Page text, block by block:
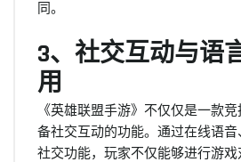
同。
3、社交互动与语
用
《英雄联盟手游》不仅仅是一款
备社交互动的功能。通过在线语
社交功能，玩家不仅能够进行游